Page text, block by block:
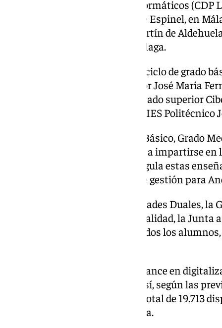
Antequera); Sistemas microinformáticos (CDP
Confección y Moda (IES Vicente Espinel, en
Tratamientos de Aguas (IES Martín de
también por primera vez en Málaga.
A estas titulaciones se suma el ciclo de grado
Limpieza de Edificios (IES Pintor José María
el curso de especialización de grado superior
Tecnologías de la Información (IES Politécnico
Este curso, toda la FP de Grado Básico, Grado
Cursos de Especialización pasa a impartirse
con la normativa estatal que regula estas
enorme esfuerzo financiero y de gestión para
En concreto, habrá dos modalidades Duales, la
Independientemente de la modalidad, la Junta
alta en la Seguridad Social de todos los
Por último, han subrayado el avance en
curso en las aulas andaluzas. Así, según las
de noviembre se repartirán un total de 19.713
centros docentes de toda Málaga.